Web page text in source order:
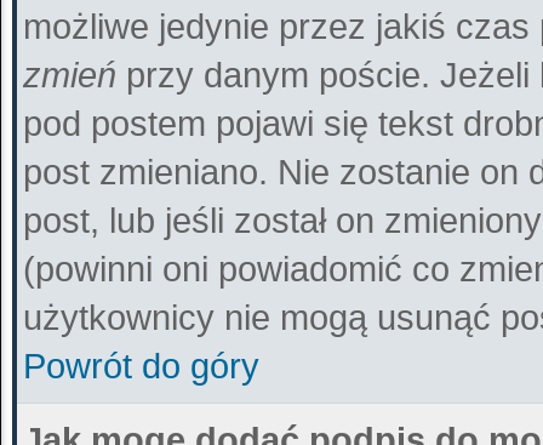
możliwe jedynie przez jakiś
zmień przy danym poście. Jeżeli
pod postem pojawi się tekst
post zmieniano. Nie zostanie on
post, lub jeśli został on
(powinni oni powiadomić co
użytkownicy nie mogą usunąć
Powrót do góry